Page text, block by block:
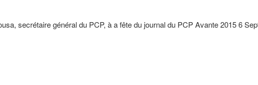
secrétaire général du PCP, à a fête du journal du PCP Avante 2015 6